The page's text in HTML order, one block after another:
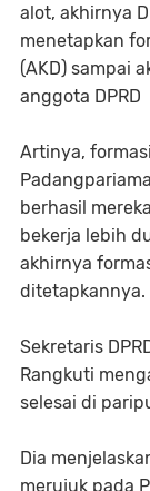
alot, akhirnya
menetapkan
(AKD) sampai
anggota
Artinya,
berhasil
bekerja lebih
akhirnya
ditetapkannya.
Sekretaris
Rangkuti
selesai di
Dia
merujuk pada